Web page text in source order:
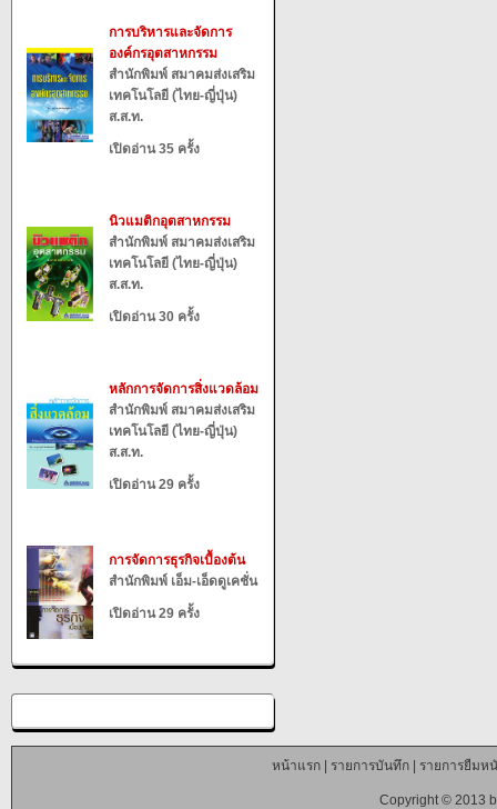
การบริหารและจัดการ
องค์กรอุตสาหกรรม
สำนักพิมพ์ สมาคมส่งเสริม
เทคโนโลยี (ไทย-ญี่ปุ่น)
ส.ส.ท.
เปิดอ่าน 35 ครั้ง
นิวแมติกอุตสาหกรรม
สำนักพิมพ์ สมาคมส่งเสริม
เทคโนโลยี (ไทย-ญี่ปุ่น)
ส.ส.ท.
เปิดอ่าน 30 ครั้ง
หลักการจัดการสิ่งแวดล้อม
สำนักพิมพ์ สมาคมส่งเสริม
เทคโนโลยี (ไทย-ญี่ปุ่น)
ส.ส.ท.
เปิดอ่าน 29 ครั้ง
การจัดการธุรกิจเบื้องต้น
สำนักพิมพ์ เอ็ม-เอ็ดดูเคชั่น
เปิดอ่าน 29 ครั้ง
หน้าแรก| รายการบันทึก| รายการยืมห
Copyright © 2013